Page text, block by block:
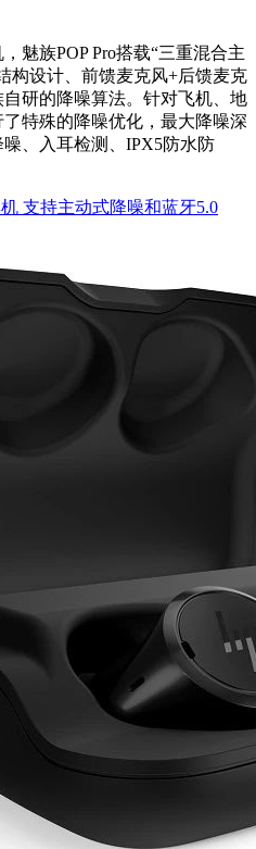
魅族POP Pro搭载“三重混合主
构设计、前馈麦克风+后馈麦克
研的降噪算法。针对飞机、地
特殊的降噪优化，最大降噪深
、入耳检测、IPX5防水防
支持主动式降噪和蓝牙5.0